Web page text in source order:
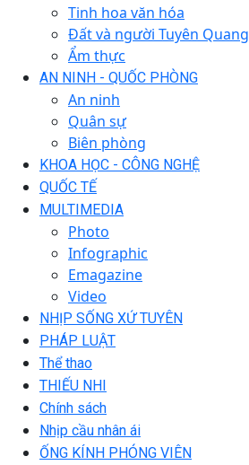
Tinh hoa văn hóa
Đất và người Tuyên Quang
Ẩm thực
AN NINH - QUỐC PHÒNG
An ninh
Quân sự
Biên phòng
KHOA HỌC - CÔNG NGHỆ
QUỐC TẾ
MULTIMEDIA
Photo
Infographic
Emagazine
Video
NHỊP SỐNG XỨ TUYÊN
PHÁP LUẬT
Thể thao
THIẾU NHI
Chính sách
Nhịp cầu nhân ái
ỐNG KÍNH PHÓNG VIÊN